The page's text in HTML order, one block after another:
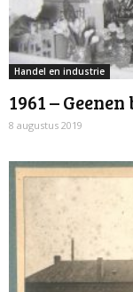
Handel en industrie
1961 –
8 augustus 2019